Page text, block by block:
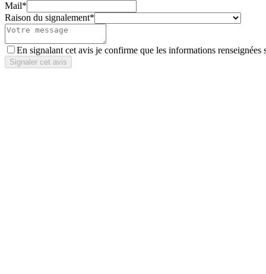
Mail*
Raison du signalement*
En signalant cet avis je confirme que les informations renseignées
Signaler cet avis